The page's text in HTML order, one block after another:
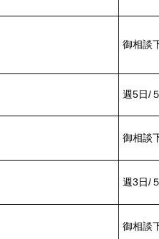
御相談
週5日/
御相談
週3日/
御相談